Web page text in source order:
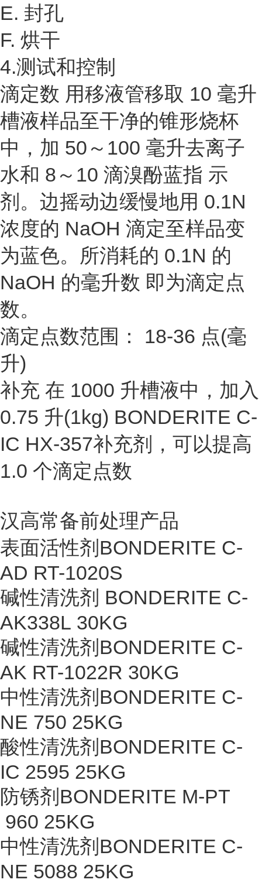
E. 封孔
F. 烘干
4.测试和控制
滴定数 用移液管移取 10 毫升
槽液样品至干净的锥形烧杯
中，加 50～100 毫升去离子
水和 8～10 滴溴酚蓝指 示
剂。边摇动边缓慢地用 0.1N
浓度的 NaOH 滴定至样品变
为蓝色。所消耗的 0.1N 的
NaOH 的毫升数 即为滴定点
数。
滴定点数范围： 18-36 点(毫
升)
补充 在 1000 升槽液中，加入
0.75 升(1kg) BONDERITE C-
IC HX-357补充剂，可以提高
1.0 个滴定点数
汉高常备前处理产品
表面活性剂BONDERITE C-
AD RT-1020S
碱性清洗剂 BONDERITE C-
AK338L 30KG
碱性清洗剂BONDERITE C-
AK RT-1022R 30KG
中性清洗剂BONDERITE C-
NE 750 25KG
酸性清洗剂BONDERITE C-
IC 2595 25KG
防锈剂BONDERITE M-PT
960 25KG
中性清洗剂BONDERITE C-
NE 5088 25KG